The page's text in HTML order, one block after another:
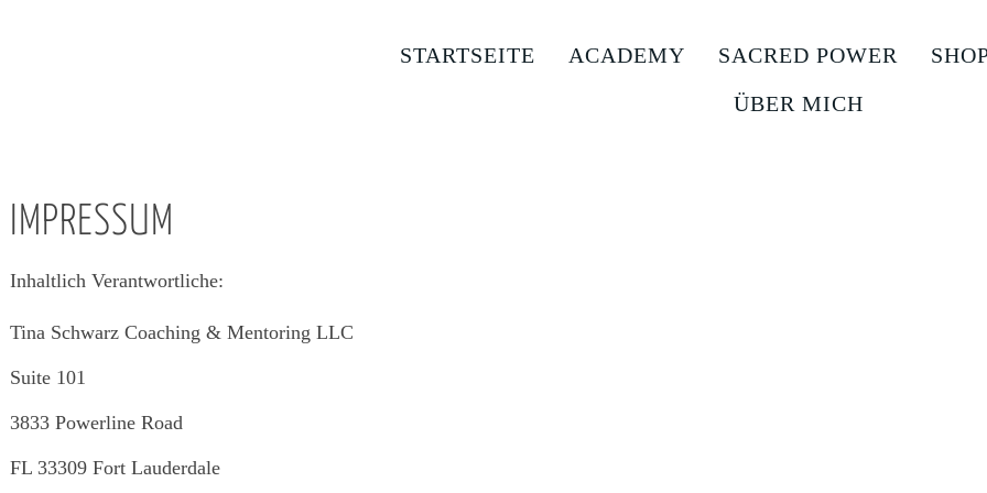
STARTSEITE ACADEMY SACRED POWER
ÜBER MICH
IMPRESSUM
Inhaltlich Verantwortliche:
Tina Schwarz Coaching & Mentoring LLC
Suite 101
3833 Powerline Road
FL 33309 Fort Lauderdale